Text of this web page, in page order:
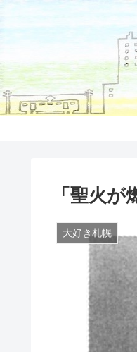
「聖火
大好き札幌